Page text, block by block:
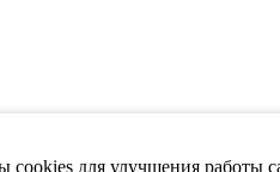
для улучшения работы